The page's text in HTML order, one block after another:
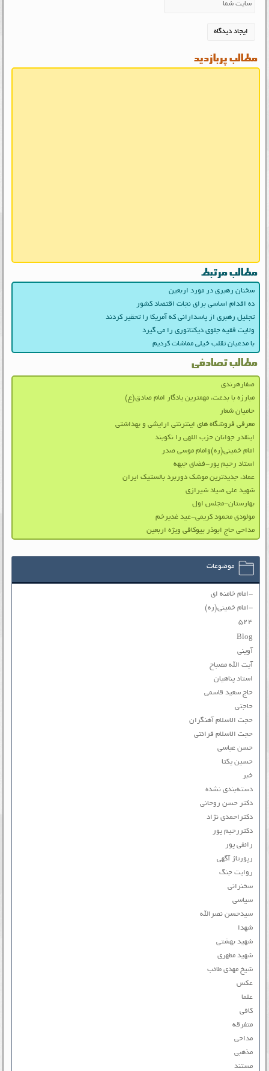
مطالب پربازدید
مطالب مرتبط
سخنان رهبری در مورد اربعین
ده اقدام اساسی برای نجات اقتصاد کشور
تجلیل رهبری از پاسدارانی که آمریکا را تحقیر کردند
ولایت فقیه جلوی دیکتاتوری را می گیرد
با مدعیان تقلب خیلی مماشات کردیم
مطالب تصادفی
صفارهرندی
مبارزه با بدعت، مهمترین یادگار امام صادق(ع)
حامیان شعار
معرفی فروشگاه های اینترنتی ارایشی و بهداشتی
اینقدر جوانان حزب‌ اللهی را نکوبند
امام خمینی(ره)وامام موسی صدر
استاد رحیم پور-فضای جبهه
عماد، جدیدترین موشک دوربرد بالستیک ایران
شهید علی صیاد شیرازی
بهارستان-مجلس اول
مولودی محمود کریمی-عید غدیرخم
مداحی حاج ابوذر بیوکافی ویژه اربعین
موضوعات
-امام خامنه ای
-امام خمینی(ره)
۵۲۴
Blog
آوینی
آیت الله مصباح
استاد پناهیان
حاج سعید قاسمی
حاجتی
حجت الاسلام آهنگران
حجت الاسلام قرائتی
حسن عباسی
حسین یکتا
خبر
دسته‌بندی نشده
دکتر حسن روحانی
دکتراحمدی نژاد
دکتررحیم پور
رائفی پور
رپورتاژ آگهی
روایت جنگ
سخنرانی
سیاسی
سیدحسن نصرالله
شهدا
شهید بهشتی
شهید مطهری
شیخ مهدی طائب
عکس
علما
کافی
متفرقه
مداحی
مذهبی
مستند